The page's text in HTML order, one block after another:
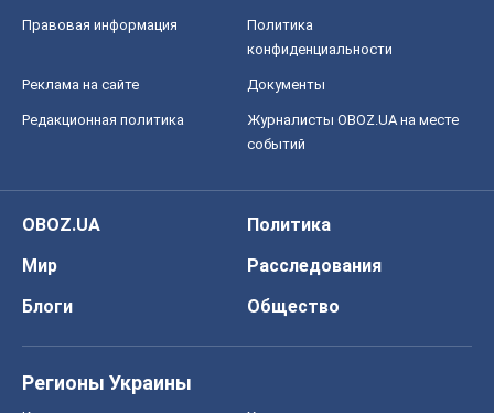
Правовая информация
Политика
конфиденциальности
Реклама на сайте Документы
Редакционная политика
Журналисты OBOZ.UA на месте
событий
OBOZ.UA
Политика
Мир
Расследования
Блоги
Общество
Регионы Украины